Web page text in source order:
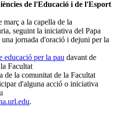
de l'Educació i de l'Esport
març a la capella de la
seguint la iniciativa del Papa
una jornada d'oració i dejuni per la
educació per la pau davant de
Facultat
de la comunitat de la Facultat
d'alguna acció o iniciativa
.